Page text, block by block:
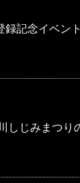
記念イベン
しじみまつり